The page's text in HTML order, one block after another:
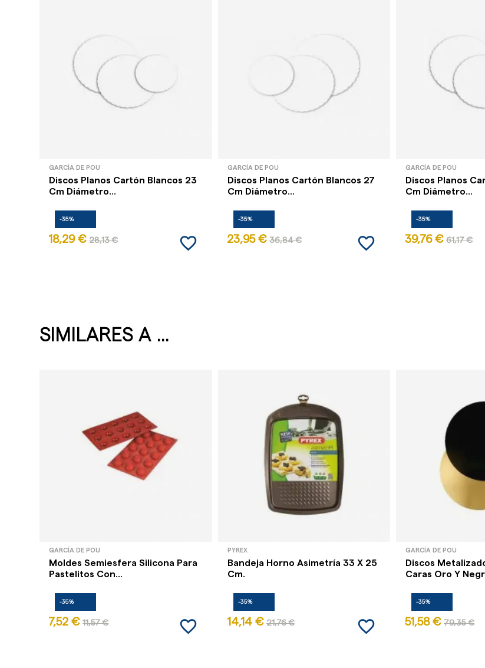
GARCÍA DE POU
Discos Planos Cartón Blancos 23
Cm Diámetro...
-35%
18,29 € 28,13 € favorite_border
GARCÍA DE POU
Discos Planos Cartón Blancos 27
Cm Diámetro...
-35%
23,95 € 36,84 € favorite_border
GARCÍA DE POU
Discos Planos
Cm Diámetro...
-35%
39,76 € 61,17 €
SIMILARES A ...
GARCÍA DE POU
Moldes Semiesfera Silicona Para
Pastelitos Con...
-35%
7,52 € 11,57 € favorite_border
PYREX
Bandeja Horno Asimetría 33 X 25
Cm.
-35%
14,14 € 21,76 € favorite_border
GARCÍA DE POU
Discos
Caras Oro Y
-35%
51,58 € 79,35 €